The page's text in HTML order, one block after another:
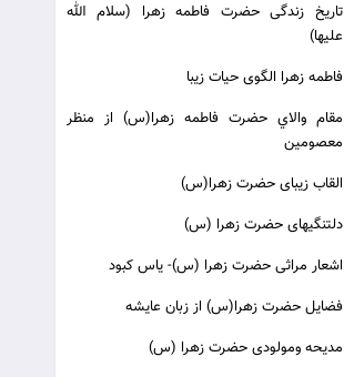
تاریخ زندگی حضرت فاطمه زهرا (سلام الله
علیها)
فاطمه زهرا الگوی حیات زیبا
مقام والاي حضرت فاطمه زهرا(س) از منظر
معصومين
القاب زیبای حضرت زهرا(س)
دلتنگیهای حضرت زهرا (س)
اشعار مراثی حضرت زهرا (س)- یاس کبود
فضایل حضرت زهرا(س) از زبان عایشه
مدیحه ومولودی حضرت زهرا (س)